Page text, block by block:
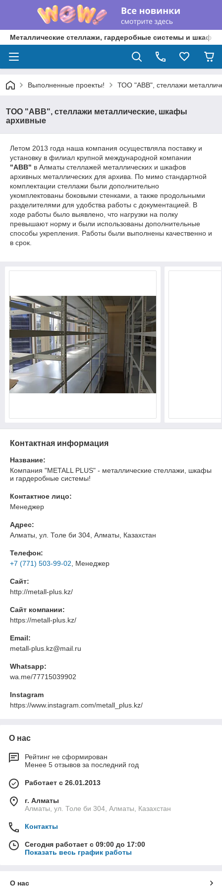
Металлические стеллажи, гардеробные системы и шкафы
Выполненные проекты! ТОО "ABB", стеллажи
ТОО "ABB", стеллажи металлические, шкафы
архивные
Летом 2013 года наша компания осуществляла поставку и
установку в филиал крупной международной компании
"ABB" в Алматы стеллажей металлических и шкафов
архивных металлических для архива. По мимо стандартной
комплектации стеллажи были дополнительно
укомплектованы боковыми стенками, а также продольными
разделителями для удобства работы с документацией. В
ходе работы было выявлено, что нагрузки на полку
превышают норму и были использованы дополнительные
способы укрепления. Работы были выполнены качественно и
в срок.
Контактная информация
Название:
Компания "METALL PLUS" - металлические стеллажи, шкафы
и гардеробные системы!
Контактное лицо:
Менеджер
Адрес:
Алматы, ул. Толе би 304, Алматы, Казахстан
Телефон:
+7 (771) 503-99-02 , Менеджер
Сайт:
http://metall-plus.kz/
Сайт компании:
https://metall-plus.kz/
Email:
metall-plus.kz@mail.ru
Whatsapp:
wa.me/77715039902
Instagram
https://www.instagram.com/metall_plus.kz/
О нас
Рейтинг не сформирован
Менее 5 отзывов за последний год
Работает с 26.01.2013
г. Алматы
Алматы, ул. Толе би 304, Алматы, Казахстан
Контакты
Сегодня работает с 09:00 до 17:00
Показать весь график работы
О нас